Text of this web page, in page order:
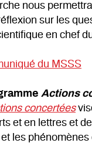
nous
sur les
en chef
du MSSS
Actions
concertées
et en lettres et
les phénomènes